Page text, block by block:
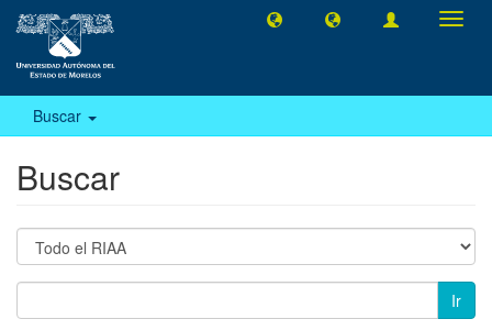
Buscar
Buscar
Ir